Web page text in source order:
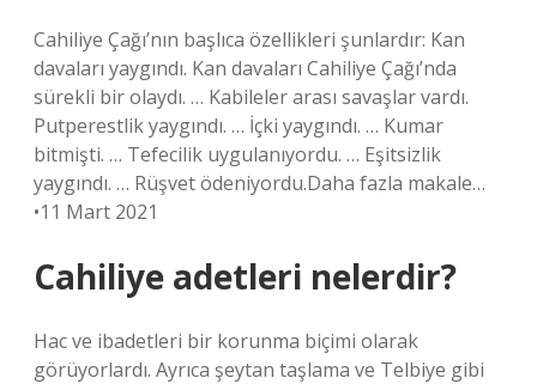
Cahiliye Çağı’nın başlıca özellikleri şunlardır: Kan
davaları yaygındı. Kan davaları Cahiliye Çağı’nda
sürekli bir olaydı. … Kabileler arası savaşlar vardı.
Putperestlik yaygındı. … İçki yaygındı. … Kumar
bitmişti. … Tefecilik uygulanıyordu. … Eşitsizlik
yaygındı. … Rüşvet ödeniyordu.Daha fazla makale…
•11 Mart 2021
Cahiliye adetleri nelerdir?
Hac ve ibadetleri bir korunma biçimi olarak
görüyorlardı. Ayrıca şeytan taşlama ve Telbiye gibi